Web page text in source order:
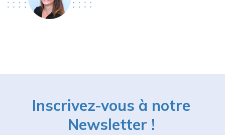
Inscrivez-vous à notre
Newsletter !